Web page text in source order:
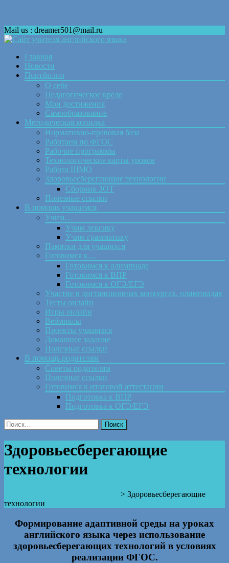
Mail us : dreamer501@mail.ru
Skip
content
Главная
Новости
Портфолио
О себе
Педагогическое кредо
Мои достижения
Самообразование
Методическая копилка
Нормативно-правовая база
Работаем по ФГОС
Рабочие программы
Технологические карты уроков
Работа ШМО
Здоровьесберегающие технологии
Сборник ЗОТ
Полезные ссылки
В помощь учащимся
Учим…
Учим лексику
Учим грамматику
Памятки для учащихся
Готовимся к…
Готовимся к олимпиаде
Готовимся к ВПР
Готовимся к ОГЭ/ЕГЭ
Участие в дистанционных конкурсах, олимпиадах
Тесты онлайн
Игры онлайн
Вебмиксы
Проекты учащихся
Домашнее задание
Полезные ссылки
В помощь родителям
Советы родителям
Полезные ссылки
Готовимся к итоговой аттестации
Подготовка к ВПР
Подготовка к ОГЭ/ЕГЭ
Найти:
Здоровьесберегающие
технологии
> Здоровьесберегающие
технологии
Формирование адаптивной среды на уроках
английского языка через использование
здоровьесберегающих технологий в условиях
реализации ФГОС.